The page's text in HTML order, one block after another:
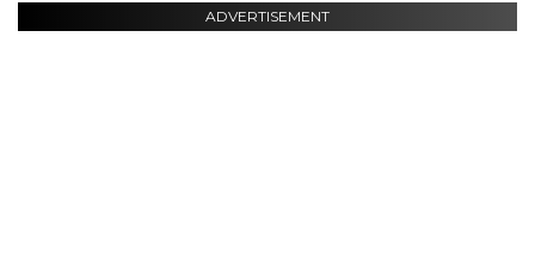
ADVERTISEMENT